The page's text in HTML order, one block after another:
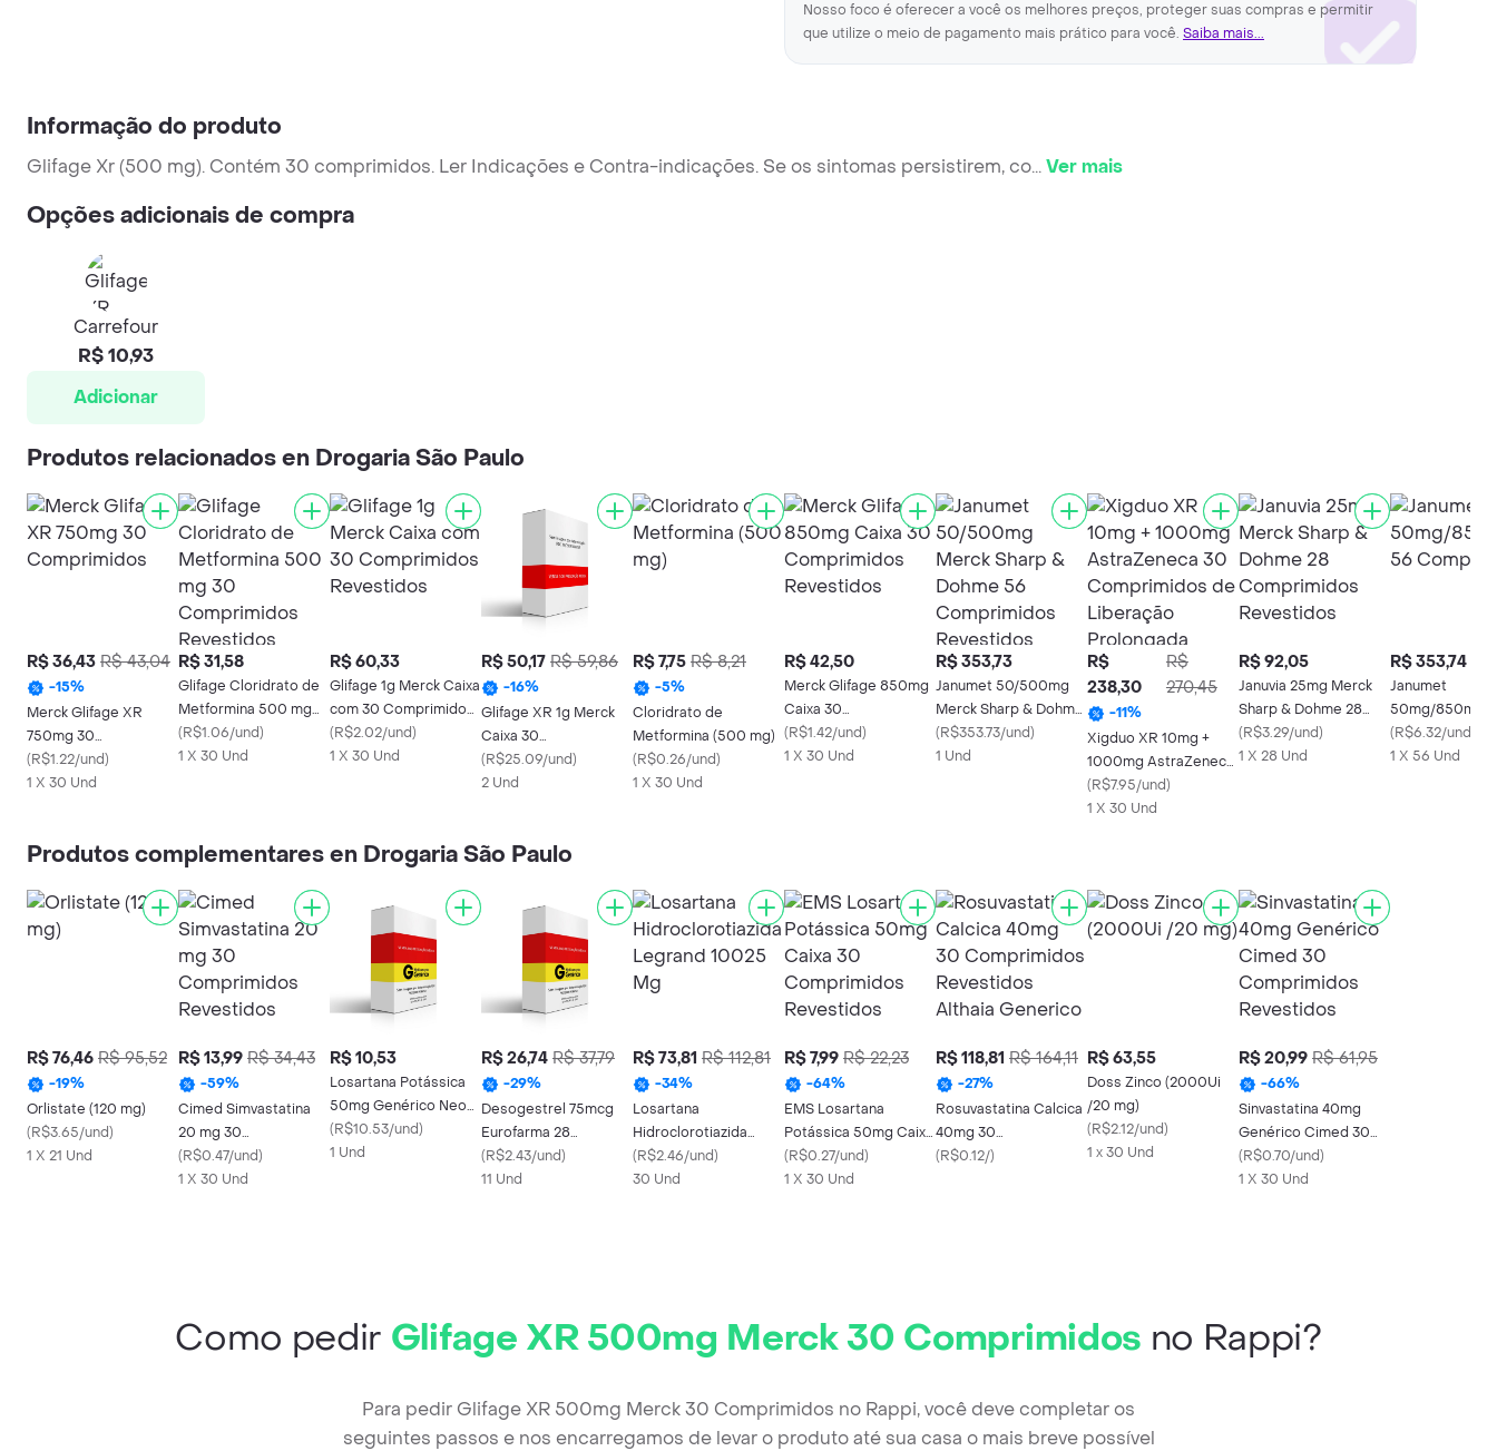
Nosso foco é oferecer a você os melhores preços, proteger suas compras e permitir
que utilize o meio de pagamento mais prático para você. Saiba mais...
Informação do produto
Glifage Xr (500 mg). Contém 30 comprimidos. Ler Indicações e Contra-indicações. Se os sintomas persistirem, co...Ver mais
Opções adicionais de compra
Carrefour
R$ 10,93
Adicionar
Produtos relacionados en Drogaria São Paulo
R$ 36,43 R$ 43,04
-15%
Merck Glifage XR
750mg 30
Comprimidos
(R$1.22/und)
1 X 30 Und
R$ 31,58
Glifage Cloridrato de
Metformina 500 mg
30 Comprimidos
Revestidos
(R$1.06/und)
1 X 30 Und
R$ 60,33
Glifage 1g Merck Caixa
com 30 Comprimidos
Revestidos
(R$2.02/und)
1 X 30 Und
R$ 50,17 R$ 59,86
-16%
Glifage XR 1g Merck
Caixa 30
Comprimidos de Ação
Prolongada
(R$25.09/und)
2 Und
R$ 7,75 R$ 8,21
-5%
Cloridrato de
Metformina (500 mg)
(R$0.26/und)
1 X 30 Und
R$ 42,50
Merck Glifage 850mg
Caixa 30
Comprimidos
Revestidos
(R$1.42/und)
1 X 30 Und
R$ 353,73
Janumet 50/500mg
Merck Sharp & Dohme
56 Comprimidos
Revestidos
(R$353.73/und)
1 Und
R$
238,30
R$
270,45
-11%
Xigduo XR 10mg +
1000mg AstraZeneca
30 Comprimidos de
Liberação Prolongada
(R$7.95/und)
1 X 30 Und
R$ 92,05
Januvia 25mg Merck
Sharp & Dohme 28
Comprimidos
Revestidos
(R$3.29/und)
1 X 28 Und
R$ 353,74
Janumet
50mg/850mg
Comprimidos
(R$6.32/und
1 X 56 Und
Produtos complementares en Drogaria São Paulo
R$ 76,46 R$ 95,52
-19%
Orlistate (120 mg)
(R$3.65/und)
1 X 21 Und
R$ 13,99 R$ 34,43
-59%
Cimed Simvastatina
20 mg 30
Comprimidos
Revestidos
(R$0.47/und)
1 X 30 Und
R$ 10,53
Losartana Potássica
50mg Genérico Neo
Química 30
Comprimidos
(R$10.53/und)
1 Und
R$ 26,74 R$ 37,79
-29%
Desogestrel 75mcg
Eurofarma 28
Comprimidos
Revestidos
(R$2.43/und)
11 Und
R$ 73,81 R$ 112,81
-34%
Losartana
Hidroclorotiazida
Legrand 10025 Mg
(R$2.46/und)
30 Und
R$ 7,99 R$ 22,23
-64%
EMS Losartana
Potássica 50mg Caixa
30 Comprimidos
Revestidos
(R$0.27/und)
1 X 30 Und
R$ 118,81 R$ 164,11
-27%
Rosuvastatina Calcica
40mg 30
Comprimidos
(R$0.12/)
R$ 63,55
Doss Zinco (2000Ui
/20 mg)
(R$2.12/und)
1 x 30 Und
R$ 20,99 R$ 61,95
-66%
Sinvastatina 40mg
Genérico Cimed 30
Comprimidos
Revestidos
(R$0.70/und)
1 X 30 Und
Como pedir Glifage XR 500mg Merck 30 Comprimidos no Rappi?
Para pedir Glifage XR 500mg Merck 30 Comprimidos no Rappi, você deve completar os
seguintes passos e nos encarregamos de levar o produto até sua casa o mais breve possível